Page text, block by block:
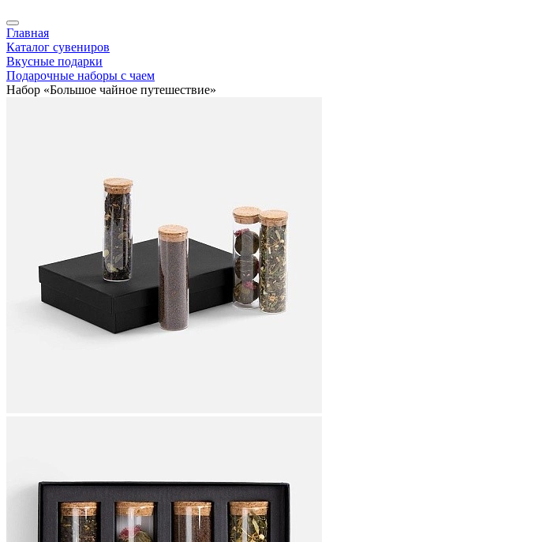
Главная
Каталог сувениров
Вкусные подарки
Подарочные наборы с чаем
Набор «Большое чайное путешествие»